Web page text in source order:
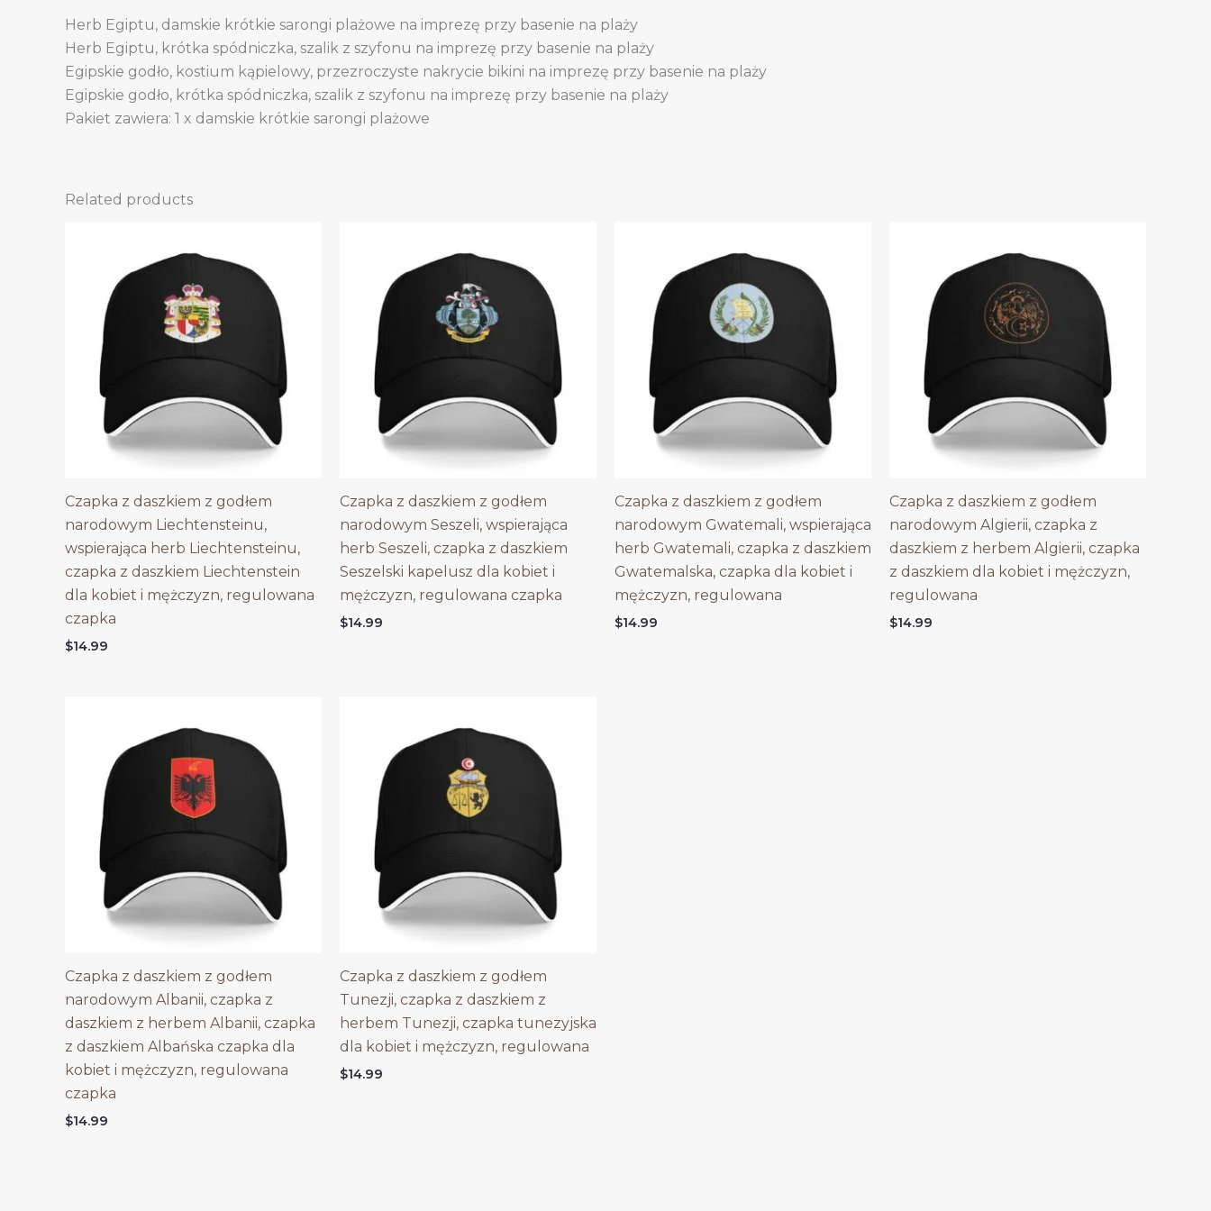
Herb Egiptu, damskie krótkie sarongi plażowe na imprezę przy basenie na plaży
Herb Egiptu, krótka spódniczka, szalik z szyfonu na imprezę przy basenie na plaży
Egipskie godło, kostium kąpielowy, przezroczyste nakrycie bikini na imprezę przy basenie na plaży
Egipskie godło, krótka spódniczka, szalik z szyfonu na imprezę przy basenie na plaży
Pakiet zawiera: 1 x damskie krótkie sarongi plażowe
Related products
Czapka z daszkiem z godłem
narodowym Liechtensteinu,
wspierająca herb Liechtensteinu,
czapka z daszkiem Liechtenstein
dla kobiet i mężczyzn, regulowana
czapka
$14.99
Czapka z daszkiem z godłem
narodowym Seszeli, wspierająca
herb Seszeli, czapka z daszkiem
Seszelski kapelusz dla kobiet i
mężczyzn, regulowana czapka
$14.99
Czapka z daszkiem z godłem
narodowym Gwatemali, wspierająca
herb Gwatemali, czapka z daszkiem
Gwatemalska, czapka dla kobiet i
mężczyzn, regulowana
$14.99
Czapka z daszkiem z godłem
narodowym Algierii, czapka z
daszkiem z herbem Algierii, czapka
z daszkiem dla kobiet i mężczyzn,
regulowana
$14.99
Czapka z daszkiem z godłem
narodowym Albanii, czapka z
daszkiem z herbem Albanii, czapka
z daszkiem Albańska czapka dla
kobiet i mężczyzn, regulowana
czapka
$14.99
Czapka z daszkiem z godłem
Tunezji, czapka z daszkiem z
herbem Tunezji, czapka tunezyjska
dla kobiet i mężczyzn, regulowana
$14.99